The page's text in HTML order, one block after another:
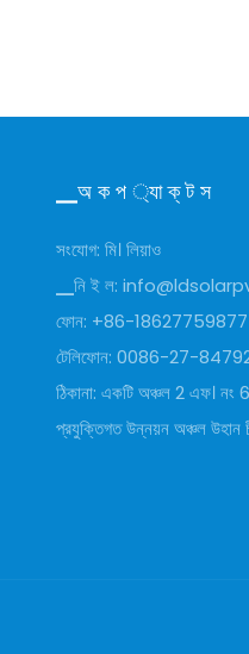
▁অ ক প ্যা ক্ ট স
সংযোগ: মি। লিয়াও
▁নি ই ল:
ফোন: +86-18627759877
টেলিফোন: 0086-27-
ঠিকানা: একটি অঞ্চল 2 এফ। নং
প্রযুক্তিগত উন্নয়ন অঞ্চল উহান